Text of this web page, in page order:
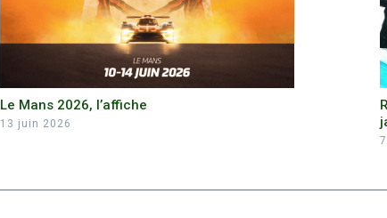
Le Mans 2026, l’affiche
13 juin 2026